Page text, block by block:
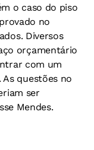
o caso do piso
no
Diversos
orçamentário
com um
questões no
ser
Mendes.